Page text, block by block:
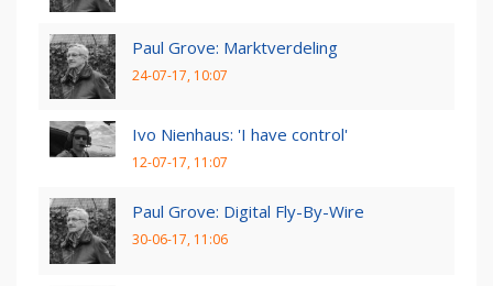
Paul Grove: Marktverdeling
24-07-17, 10:07
Ivo Nienhaus: 'I have control'
12-07-17, 11:07
Paul Grove: Digital Fly-By-Wire
30-06-17, 11:06